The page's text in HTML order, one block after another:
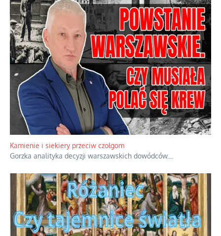
Kamienie i siekiery przeciw czołgom
Gorzka analityka decyzji warszawskich dowódców.